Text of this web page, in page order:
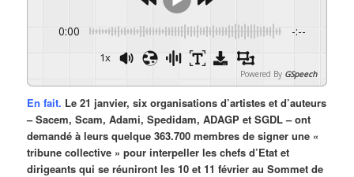
0:00 -:--
1x
Powered By GSpeech
En fait. Le 21 janvier, six organisations d’artistes et d’auteurs
– Sacem, Scam, Adami, Spedidam, ADAGP et SGDL – ont
demandé à leurs quelque 363.700 membres de signer une «
tribune collective » pour interpeller les chefs d’Etat et
dirigeants qui se réuniront les 10 et 11 février au Sommet de